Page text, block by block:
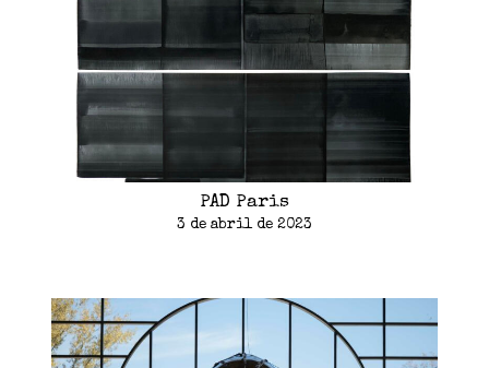
PAD Paris
3 de abril de 2023